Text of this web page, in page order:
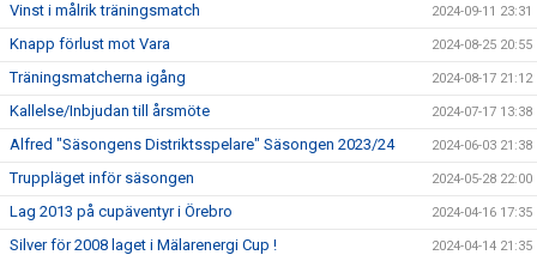
Vinst i målrik träningsmatch 2024-09-11 23:31
Knapp förlust mot Vara 2024-08-25 20:55
Träningsmatcherna igång 2024-08-17 21:12
Kallelse/Inbjudan till årsmöte 2024-07-17 13:38
Alfred "Säsongens Distriktsspelare" Säsongen 2023/24 2024-06-03 21:38
Truppläget inför säsongen 2024-05-28 22:00
Lag 2013 på cupäventyr i Örebro 2024-04-16 17:35
Silver för 2008 laget i Mälarenergi Cup ! 2024-04-14 21:35